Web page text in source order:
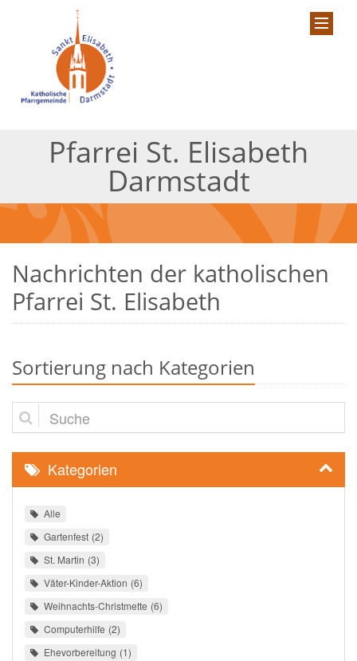
Pfarrei St. Elisabeth
Darmstadt
Nachrichten der katholischen
Pfarrei St. Elisabeth
Sortierung nach Kategorien
Suche
Kategorien
Alle
Gartenfest 2
St. Martin 3
Väter-Kinder-Aktion 6
Weihnachts-Christmette 6
Computerhilfe 2
Ehevorbereitung 1